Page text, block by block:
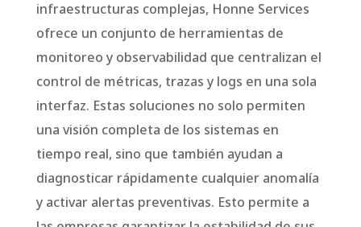
infraestructuras complejas, Honne Services
ofrece un conjunto de herramientas de
monitoreo y observabilidad que centralizan el
control de métricas, trazas y logs en una sola
interfaz. Estas soluciones no solo permiten
una visión completa de los sistemas en
tiempo real, sino que también ayudan a
diagnosticar rápidamente cualquier anomalía
y activar alertas preventivas. Esto permite a